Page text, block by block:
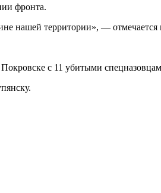
фронта.
нашей территории», — отмечается